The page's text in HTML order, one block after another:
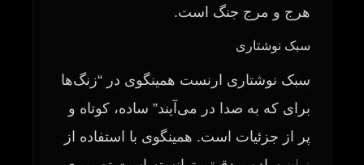
هرج و مرج جنگ است.
سبک نوشتاری
سبک نوشتاری ارنست همینگوی در “زنگ‌ها
برای که به صدا در می‌آیند” ساده، کوتاه و
پر از جزئیات است. همینگوی با استفاده از